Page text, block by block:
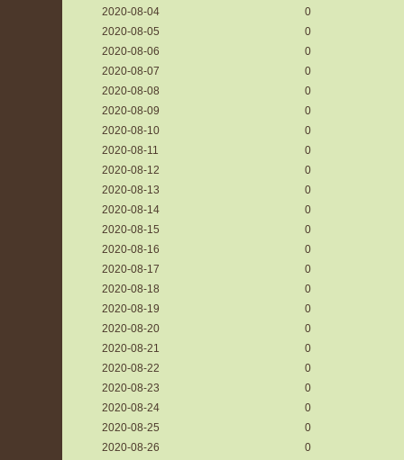
2020-08-04
0
2020-08-05
0
2020-08-06
0
2020-08-07
0
2020-08-08
0
2020-08-09
0
2020-08-10
0
2020-08-11
0
2020-08-12
0
2020-08-13
0
2020-08-14
0
2020-08-15
0
2020-08-16
0
2020-08-17
0
2020-08-18
0
2020-08-19
0
2020-08-20
0
2020-08-21
0
2020-08-22
0
2020-08-23
0
2020-08-24
0
2020-08-25
0
2020-08-26
0